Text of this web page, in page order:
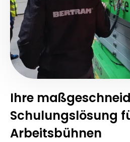
Ihre
Schulungslösung
Arbeitsbühnen